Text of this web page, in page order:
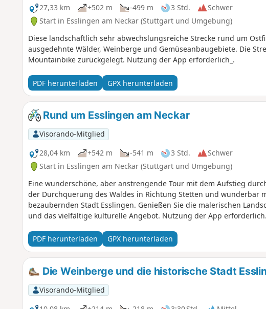
27,33 km
+502 m -499 m 3 Std.
Schwer
Start in Esslingen am Neckar (Stuttgart und Umgebung)
Diese landschaftlich sehr abwechslungsreiche Strecke rund um
ausgedehnte Wälder, Weinberge und Gemüseanbaugebiete. Die
Mountainbike zurückgelegt. Nutzung der App erforderlich_.
PDF herunterladen GPX herunterladen
Rund um Esslingen am Neckar
Visorando-Mitglied
28,04 km
+542 m -541 m 3 Std.
Schwer
Start in Esslingen am Neckar (Stuttgart und Umgebung)
Eine wunderschöne, aber anstrengende Tour mit dem Aufstieg
der Durchquerung des Waldes in Richtung Stetten und wunderbar
bezaubernden Stadt Esslingen. Genießen Sie die malerischen
und das vielfältige kulturelle Angebot. Nutzung der App erforderlich.
PDF herunterladen GPX herunterladen
Die Weinberge und die historische Stadt
Visorando-Mitglied